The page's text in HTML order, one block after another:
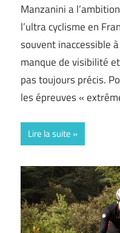
Manzanini a
l’ultra cyclisme en
souvent inaccessible
manque de visibilité
pas toujours précis.
les épreuves «
Lire la suite